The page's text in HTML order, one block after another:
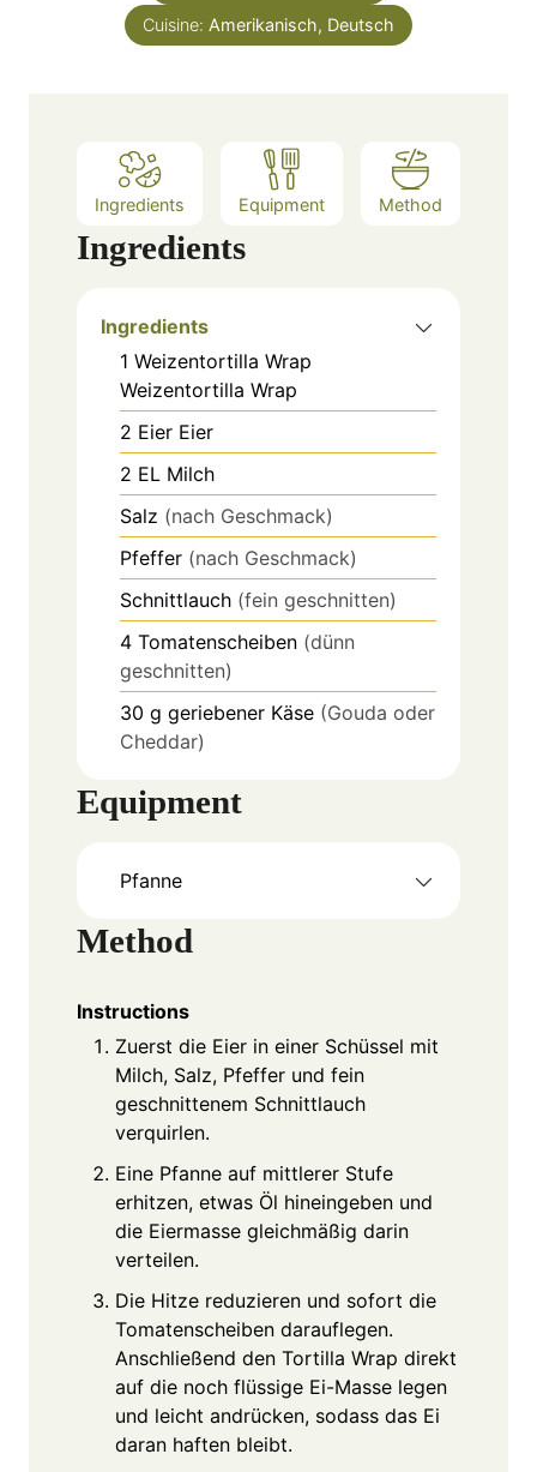
e
s
Cuisine: Amerikanisch, Deutsch
Ingredients Equipment Method
Ingredients
Ingredients
1 Weizentortilla Wrap
Weizentortilla Wrap
2 Eier Eier
2 EL Milch
Salz (nach Geschmack)
Pfeffer (nach Geschmack)
Schnittlauch (fein geschnitten)
4 Tomatenscheiben (dünn
geschnitten)
30 g geriebener Käse (Gouda oder
Cheddar)
Equipment
Pfanne
Method
Instructions
Zuerst die Eier in einer Schüssel mit
Milch, Salz, Pfeffer und fein
geschnittenem Schnittlauch
verquirlen.
Eine Pfanne auf mittlerer Stufe
erhitzen, etwas Öl hineingeben und
die Eiermasse gleichmäßig darin
verteilen.
Die Hitze reduzieren und sofort die
Tomatenscheiben darauflegen.
Anschließend den Tortilla Wrap direkt
auf die noch flüssige Ei-Masse legen
und leicht andrücken, sodass das Ei
daran haften bleibt.